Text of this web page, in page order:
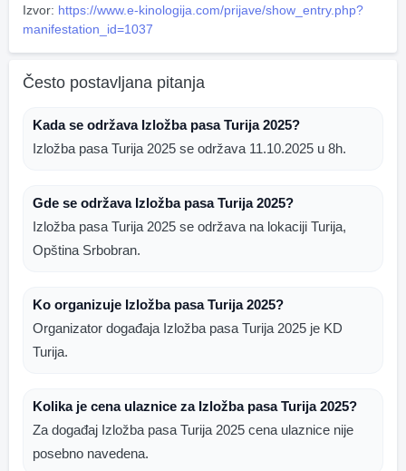
Izvor: https://www.e-kinologija.com/prijave/show_entry.php?
manifestation_id=1037
Često postavljana pitanja
Kada se održava Izložba pasa Turija 2025?
Izložba pasa Turija 2025 se održava 11.10.2025 u 8h.
Gde se održava Izložba pasa Turija 2025?
Izložba pasa Turija 2025 se održava na lokaciji Turija,
Opština Srbobran.
Ko organizuje Izložba pasa Turija 2025?
Organizator događaja Izložba pasa Turija 2025 je KD
Turija.
Kolika je cena ulaznice za Izložba pasa Turija 2025?
Za događaj Izložba pasa Turija 2025 cena ulaznice nije
posebno navedena.